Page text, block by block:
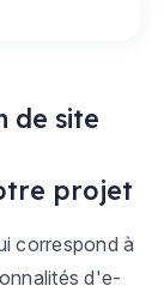
de site
projet
correspond à
d'e-